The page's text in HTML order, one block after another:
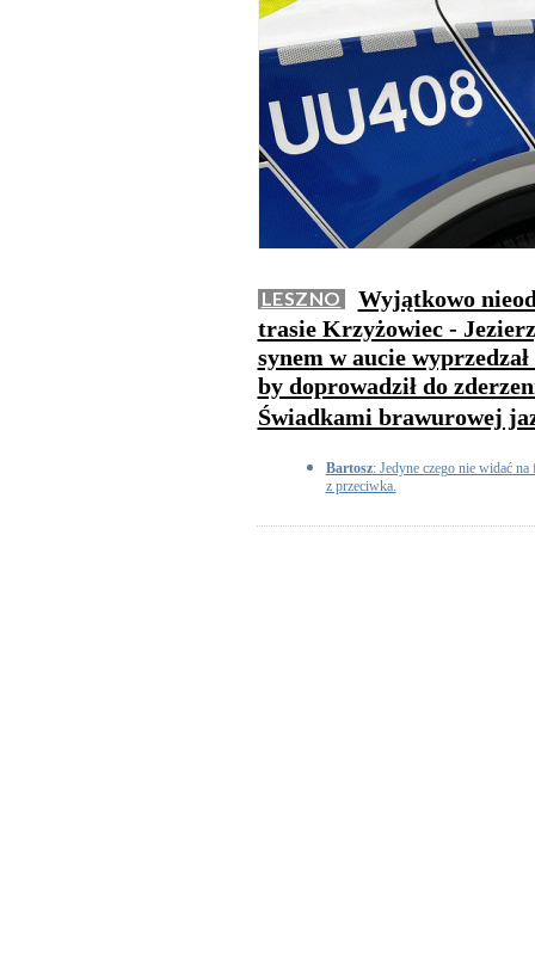
LESZNO
Wyjątkowo
trasie Krzyżowiec -
synem w aucie
by doprowadził do
Świadkami brawurowej
Bartosz: Jedyne czego nie widać
z przeciwka.